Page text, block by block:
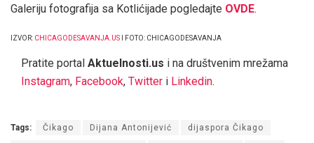
Galeriju fotografija sa Kotlićijade pogledajte OVDE.
IZVOR: CHICAGODESAVANJA.US I FOTO: CHICAGODESAVANJA
Pratite portal Aktuelnosti.us i na društvenim mrežama
Instagram, Facebook, Twitter i Linkedin.
Tags: Čikago Dijana Antonijević dijaspora Čikago